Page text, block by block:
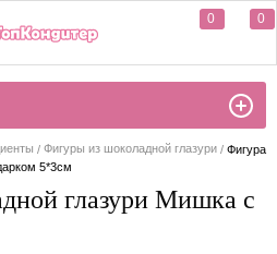
0 0
Фигуры из шоколадной глазури
Фигура
5*3см
глазури Мишка с